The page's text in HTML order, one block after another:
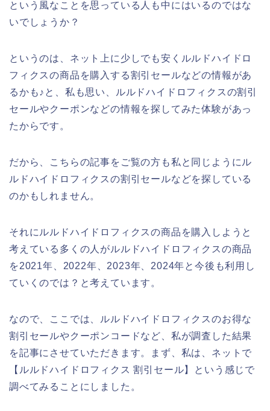
という風なことを思っている人も中にはいるのではな
いでしょうか？
というのは、ネット上に少しでも安くルルドハイドロ
フィクスの商品を購入する割引セールなどの情報があ
るかも♪と、私も思い、ルルドハイドロフィクスの割引
セールやクーポンなどの情報を探してみた体験があっ
たからです。
だから、こちらの記事をご覧の方も私と同じようにル
ルドハイドロフィクスの割引セールなどを探している
のかもしれません。
それにルルドハイドロフィクスの商品を購入しようと
考えている多くの人がルルドハイドロフィクスの商品
を2021年、2022年、2023年、2024年と今後も利用し
ていくのでは？と考えています。
なので、ここでは、ルルドハイドロフィクスのお得な
割引セールやクーポンコードなど、私が調査した結果
を記事にさせていただきます。まず、私は、ネットで
【ルルドハイドロフィクス 割引セール】という感じで
調べてみることにしました。